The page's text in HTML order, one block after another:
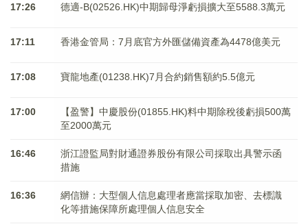
17:26 德適-B(02526.HK)中期歸母淨虧損擴大至5588.3萬元
17:11 香港金管局：7月底官方外匯儲備資產為4478億美元
17:08 寶龍地產(01238.HK)7月合約銷售額約5.5億元
17:00
【盈警】中慶股份(01855.HK)料中期除稅後虧損500萬
至2000萬元
16:46
浙江證監局對財通證券股份有限公司採取出具警示函
措施
16:36
網信辦：大型個人信息處理者應當採取加密、去標識
化等措施保障所處理個人信息安全